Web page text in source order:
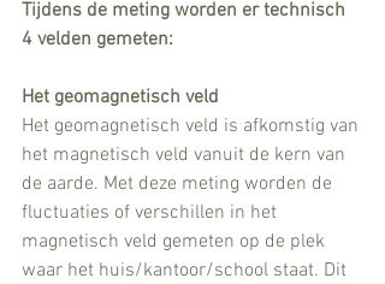
Tijdens de meting worden er technisch
4 velden gemeten:
Het geomagnetisch veld
Het geomagnetisch veld is afkomstig van
het magnetisch veld vanuit de kern van
de aarde. Met deze meting worden de
fluctuaties of verschillen in het
magnetisch veld gemeten op de plek
waar het huis/kantoor/school staat. Dit